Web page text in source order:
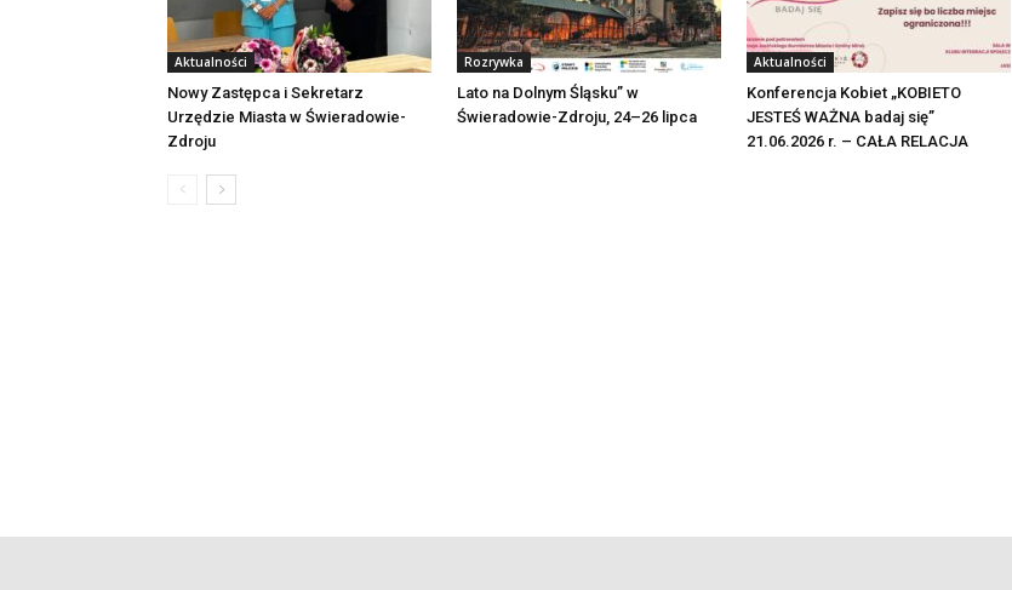
Aktualności
Nowy Zastępca i Sekretarz
Urzędzie Miasta w Świeradowie-
Zdroju
Rozrywka
Lato na Dolnym Śląsku” w
Świeradowie-Zdroju, 24–26 lipca
Aktualności
Konferencja Kobiet „KOBIETO
JESTEŚ WAŻNA badaj się”
21.06.2026 r. – CAŁA RELACJA